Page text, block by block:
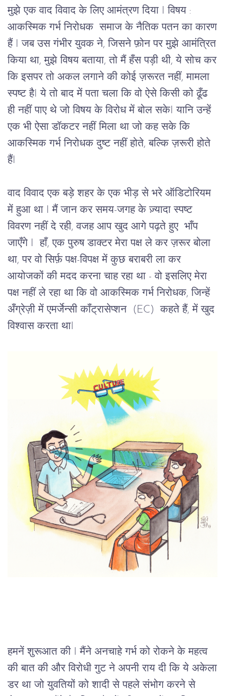
मुझे एक वाद विवाद के लिए आमंत्रण दिया I विषय :
आकस्मिक गर्भ निरोधक समाज के नैतिक पतन का कारण
हैं I जब उस गंभीर युवक ने, जिसने फ़ोन पर मुझे आमंत्रित
किया था, मुझे विषय बताया, तो मैं हँस पड़ी थी, ये सोच कर
कि इसपर तो अकल लगाने की कोई ज़रूरत नहीं, मामला
स्पष्ट हैI ये तो बाद में पता चला कि वो ऐसे किसी को ढूँढ
ही नहीं पाए थे जो विषय के विरोध में बोल सकेI यानि उन्हें
एक भी ऐसा डॉकटर नहीं मिला था जो कह सके कि
आकस्मिक गर्भ निरोधक दुष्ट नहीं होते, बल्कि ज़रूरी होते
हैंI
वाद विवाद एक बड़े शहर के एक भीड़ से भरे ऑडिटोरियम
में हुआ था I मैं जान कर समय-जगह के ज़्यादा स्पष्ट
विवरण नहीं दे रही, वजह आप खुद आगे पढ़ते हुए भाँप
जाएँगे I हाँ, एक पुरुष डाक्टर मेरा पक्ष ले कर ज़रूर बोला
था, पर वो सिर्फ़ पक्ष-विपक्ष में कुछ बराबरी ला कर
आयोजकों की मदद करना चाह रहा था - वो इसलिए मेरा
पक्ष नहीं ले रहा था कि वो आकस्मिक गर्भ निरोधक, जिन्हें
अँग्रेज़ी में एमर्जेन्सी कॉंट्रासेप्शन (EC) कहते हैं, में खुद
विश्वास करता थाI
हमनें शुरूआत की I मैंने अनचाहे गर्भ को रोकने के महत्व
की बात की और विरोधी गुट ने अपनी राय दी कि ये अकेला
डर था जो युवतियों को शादी से पहले संभोग करने से